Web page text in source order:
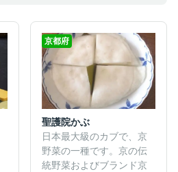
京都府
聖護院かぶ
日本最大級のカブで、京
野菜の一種です。京の伝
統野菜およびブランド京